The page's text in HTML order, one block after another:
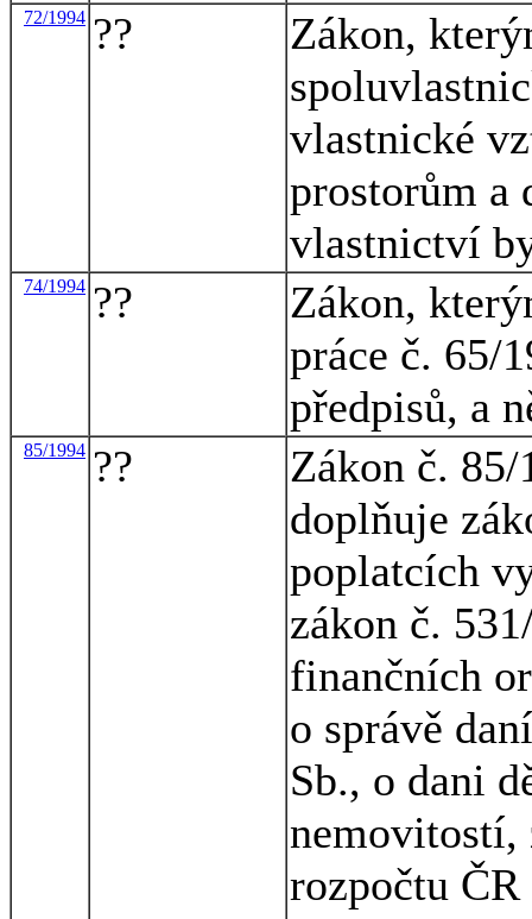
72/1994 ??
Zákon,
vlastnické
prostorům a
vlastnictví
74/1994 ??
Zákon,
práce č. 65/
předpisů, a
85/1994 ??
Zákon č.
doplňuje
poplatcích
zákon č.
finančních
o správě
Sb., o dani
nemovitostí,
rozpočtu